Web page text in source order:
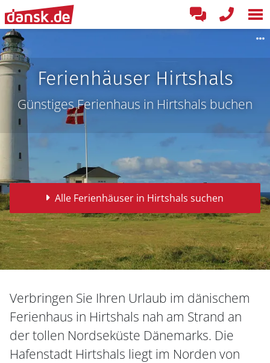
Ferienhäuser Hirtshals
Günstiges Ferienhaus in Hirtshals buchen
Alle Ferienhäuser in Hirtshals suchen
Verbringen Sie Ihren Urlaub im dänischem
Ferienhaus in Hirtshals nah am Strand an
der tollen Nordseküste Dänemarks. Die
Hafenstadt Hirtshals liegt im Norden von